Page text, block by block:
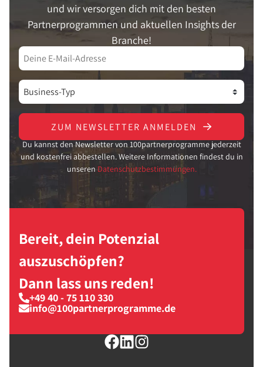
und wir versorgen dich mit den besten
Partnerprogrammen und aktuellen Insights der
Branche!
ZUM NEWSLETTER ANMELDEN
Du kannst den Newsletter von 100partnerprogramme jederzeit
und kostenfrei abbestellen. Weitere Informationen findest du in
unseren Datenschutzbestimmungen.
Bereit, dein Potenzial
auszuschöpfen?
Dann lass uns reden!
+49 40 - 75 110 330
info@100partnerprogramme.de